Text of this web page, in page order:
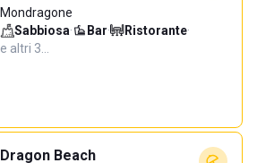
Mondragone
Sabbiosa· Bar· Ristorante·
e altri 3…
Dragon Beach